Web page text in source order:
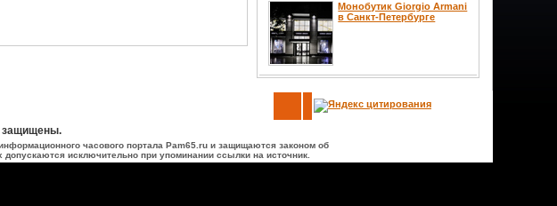
Монобутик Giorgio Armani
в Санкт-Петербурге
защищены.
часового портала Pam65.ru и защищаются законом об
исключительно при упоминании ссылки на источник.